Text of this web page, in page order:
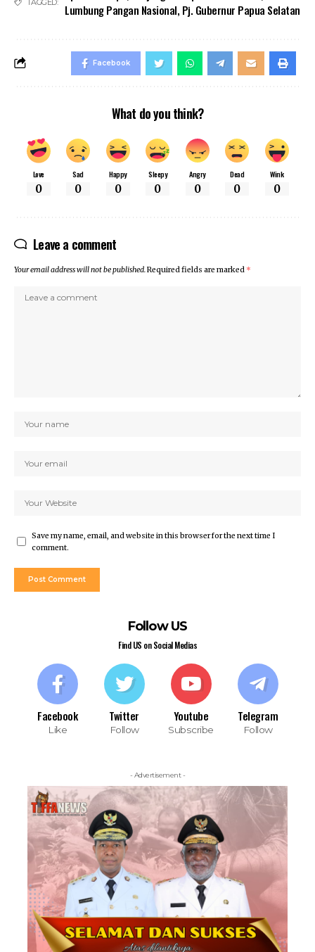
TAGGED:
Lumbung Pangan Nasional, Pj. Gubernur Papua Selatan
Facebook
What do you think?
Love
0
Sad
0
Happy
0
Sleepy
0
Angry
0
Dead
0
Wink
0
Leave a comment
Your email address will not be published.Required fields are marked *
Save my name, email, and website in this browser for the next time I
comment.
Follow US
Find US on Social Medias
Facebook
Like
Twitter
Follow
Youtube
Subscribe
Telegram
Follow
- Advertisement -